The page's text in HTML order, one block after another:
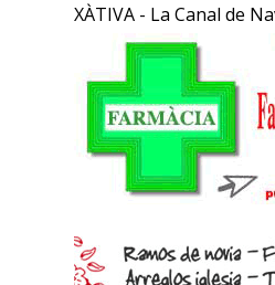
XÀTIVA - La Canal de